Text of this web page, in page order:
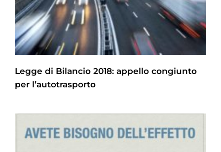
Legge di Bilancio 2018: appello congiunto
per l’autotrasporto